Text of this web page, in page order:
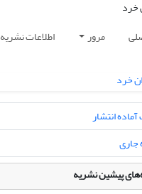
مرور اطلاعات نشریه
آماده انتشار
جاری
پیشین نشریه